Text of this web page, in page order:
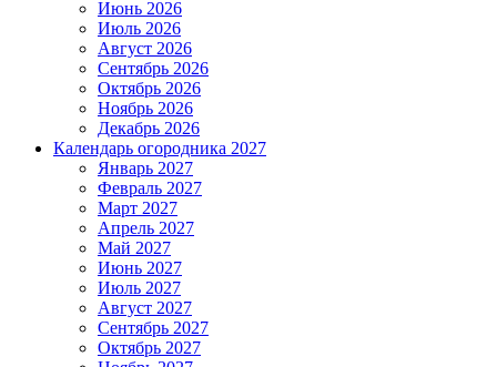
Июнь 2026
Июль 2026
Август 2026
Сентябрь 2026
Октябрь 2026
Ноябрь 2026
Декабрь 2026
Календарь огородника 2027
Январь 2027
Февраль 2027
Март 2027
Апрель 2027
Май 2027
Июнь 2027
Июль 2027
Август 2027
Сентябрь 2027
Октябрь 2027